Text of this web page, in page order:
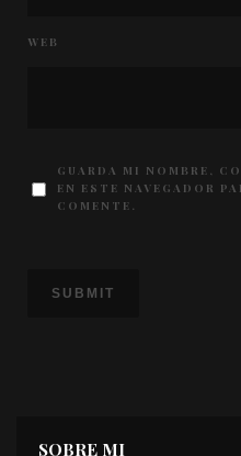
WEB
GUARDA MI NOMBRE,
EN ESTE NAVEGADOR
COMENTE.
SOBRE MI